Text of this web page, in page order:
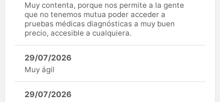
Muy contenta, porque nos permite a la gente
que no tenemos mutua poder acceder a
pruebas médicas diagnósticas a muy buen
precio, accesible a cualquiera.
29/07/2026
Muy ágil
29/07/2026